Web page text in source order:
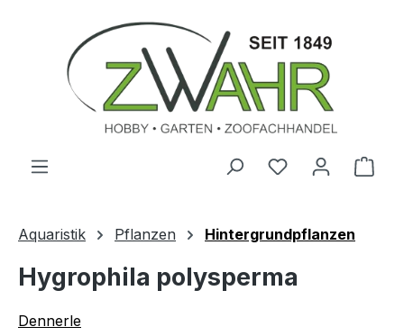
Zum Hauptinhalt springen
Aquaristik Pflanzen Hintergrundpflanzen
Hygrophila polysperma
Dennerle